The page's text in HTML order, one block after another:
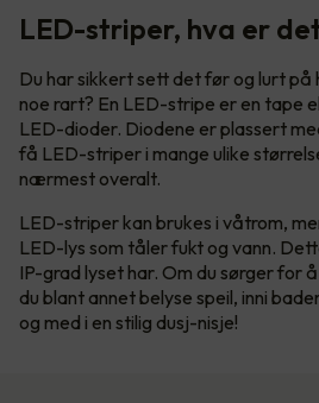
LED-striper, hva er
Du har sikkert sett det før og lurt
noe rart? En LED-stripe er en tape
LED-dioder. Diodene er plassert
få LED-striper i mange ulike
nærmest overalt.
LED-striper kan brukes i våtrom,
LED-lys som tåler fukt og vann.
IP-grad lyset har. Om du sørger for
du blant annet belyse speil, inni
og med i en stilig dusj-nisje!